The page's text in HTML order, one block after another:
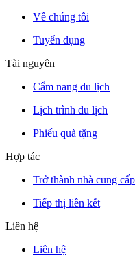
Về chúng tôi
Tuyển dụng
Tài nguyên
Cẩm nang du lịch
Lịch trình du lịch
Phiếu quà tặng
Hợp tác
Trở thành nhà cung cấp
Tiếp thị liên kết
Liên hệ
Liên hệ